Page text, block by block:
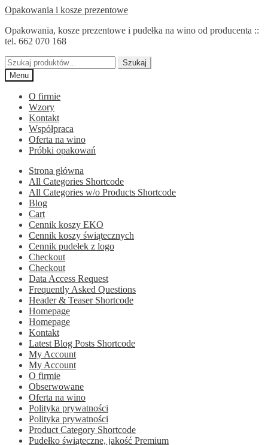
Przejdź
nawigacji
Przejdź
treści
Opakowania i kosze prezentowe
Opakowania, kosze prezentowe i pudełka na wino od producenta ::
tel. 662 070 168
Szukaj:
Szukaj
Menu
O firmie
Wzory
Kontakt
Współpraca
Oferta na wino
Próbki opakowań
Strona główna
All Categories Shortcode
All Categories w/o Products Shortcode
Blog
Cart
Cennik koszy EKO
Cennik koszy świątecznych
Cennik pudełek z logo
Checkout
Checkout
Data Access Request
Frequently Asked Questions
Header & Teaser Shortcode
Homepage
Homepage
Kontakt
Latest Blog Posts Shortcode
My Account
My Account
O firmie
Obserwowane
Oferta na wino
Polityka prywatności
Polityka prywatności
Product Category Shortcode
Pudełko świąteczne, jakość Premium